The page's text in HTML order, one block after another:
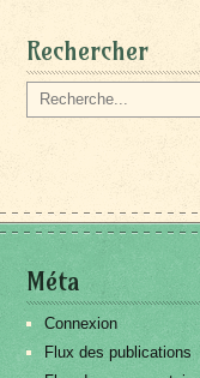
Rechercher
Méta
Connexion
Flux des publications